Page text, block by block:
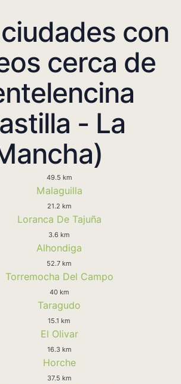
con
cerca de
- La
49.5 km
Malaguilla
21.2 km
Loranca De Tajuña
3.6 km
Alhondiga
52.7 km
Torremocha Del Campo
40 km
Taragudo
15.1 km
El Olivar
16.3 km
Horche
37.5 km